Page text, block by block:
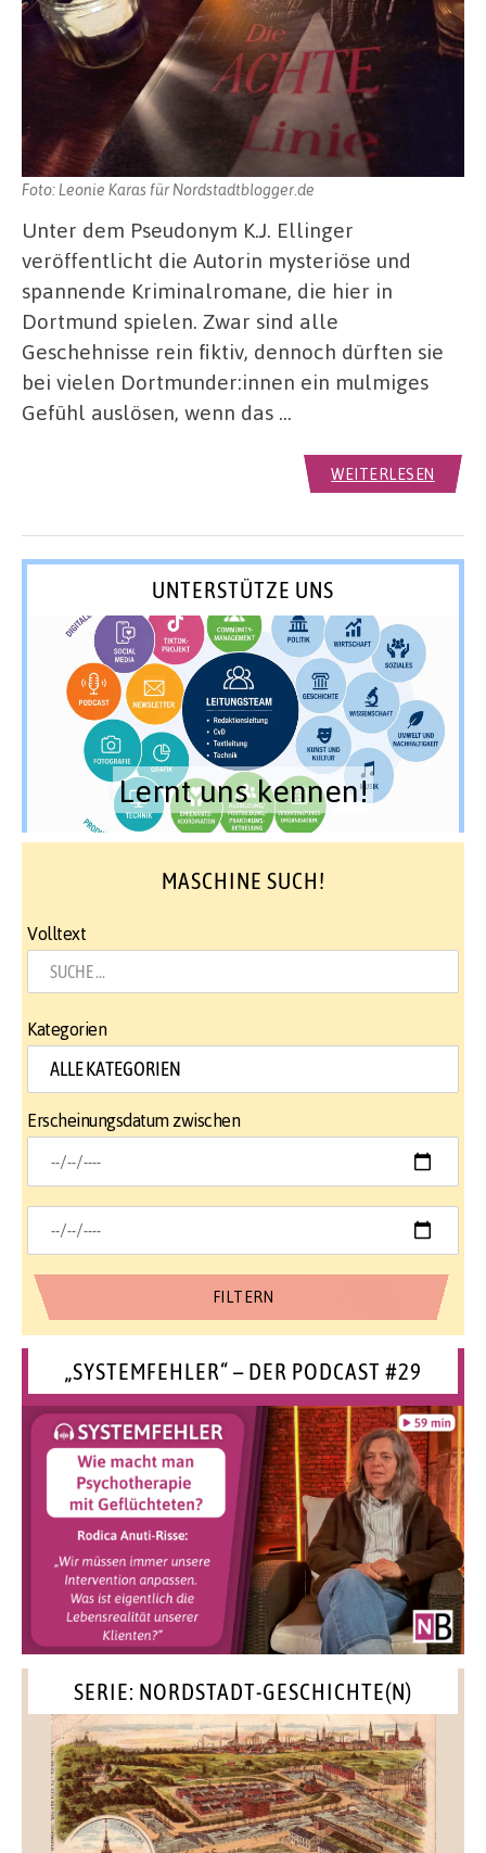
Foto: Leonie Karas für Nordstadtblogger.de
Unter dem Pseudonym K.J. Ellinger
veröffentlicht die Autorin mysteriöse und
spannende Kriminalromane, die hier in
Dortmund spielen. Zwar sind alle
Geschehnisse rein fiktiv, dennoch dürften sie
bei vielen Dortmunder:innen ein mulmiges
Gefühl auslösen, wenn das …
WEITERLESEN
UNTERSTÜTZE UNS
Lernt uns kennen!
MASCHINE SUCH!
Volltext
Kategorien
Erscheinungsdatum zwischen
„SYSTEMFEHLER“ – DER PODCAST #29
SERIE: NORDSTADT-GESCHICHTE(N)